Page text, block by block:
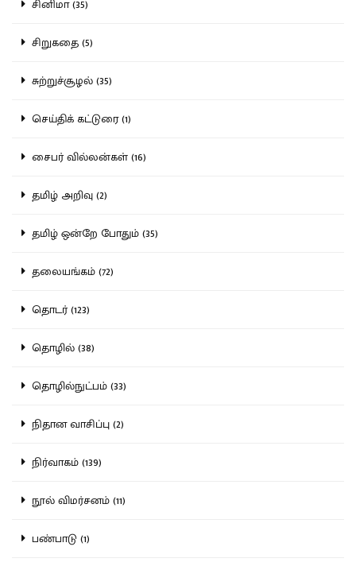
சினிமா (35)
சிறுகதை (5)
சுற்றுச்சூழல் (35)
செய்திக் கட்டுரை (1)
சைபர் வில்லன்கள் (16)
தமிழ் அறிவு (2)
தமிழ் ஒன்றே போதும் (35)
தலையங்கம் (72)
தொடர் (123)
தொழில் (38)
தொழில்நுட்பம் (33)
நிதான வாசிப்பு (2)
நிர்வாகம் (139)
நூல் விமர்சனம் (11)
பண்பாடு (1)